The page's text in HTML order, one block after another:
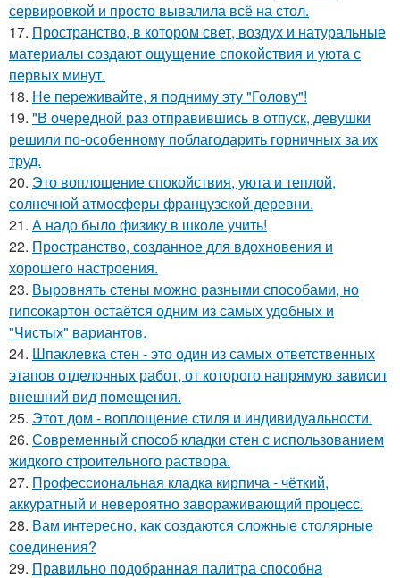
сервировкой и просто вывалила всё на стол.
17. Пространство, в котором свет, воздух и натуральные
материалы создают ощущение спокойствия и уюта с
первых минут.
18. Не переживайте, я подниму эту "Голову"!
19. "В очередной раз отправившись в отпуск, девушки
решили по-особенному поблагодарить горничных за их
труд.
20. Это воплощение спокойствия, уюта и теплой,
солнечной атмосферы французской деревни.
21. А надо было физику в школе учить!
22. Пространство, созданное для вдохновения и
хорошего настроения.
23. Выровнять стены можно разными способами, но
гипсокартон остаётся одним из самых удобных и
"Чистых" вариантов.
24. Шпаклевка стен - это один из самых ответственных
этапов отделочных работ, от которого напрямую зависит
внешний вид помещения.
25. Этот дом - воплощение стиля и индивидуальности.
26. Современный способ кладки стен с использованием
жидкого строительного раствора.
27. Профессиональная кладка кирпича - чёткий,
аккуратный и невероятно завораживающий процесс.
28. Вам интересно, как создаются сложные столярные
соединения?
29. Правильно подобранная палитра способна